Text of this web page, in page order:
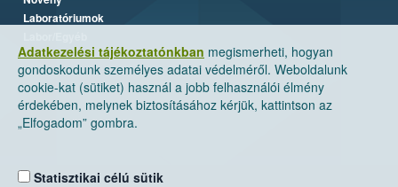
Adatkezelési tájékoztatónkban megismerheti, hogyan
gondoskodunk személyes adatai védelméről. Weboldalunk
cookie-kat (sütiket) használ a jobb felhasználói élmény
érdekében, melynek biztosításához kérjük, kattintson az
„Elfogadom” gombra.
Statisztikai célú sütik
Laboratóriumok